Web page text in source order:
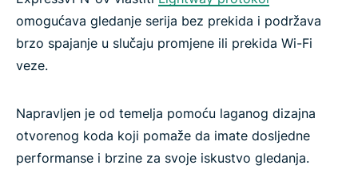
omogućava gledanje serija bez prekida i podržava
brzo spajanje u slučaju promjene ili prekida Wi-Fi
veze.
Napravljen je od temelja pomoću laganog dizajna
otvorenog koda koji pomaže da imate dosljedne
performanse i brzine za svoje iskustvo gledanja.